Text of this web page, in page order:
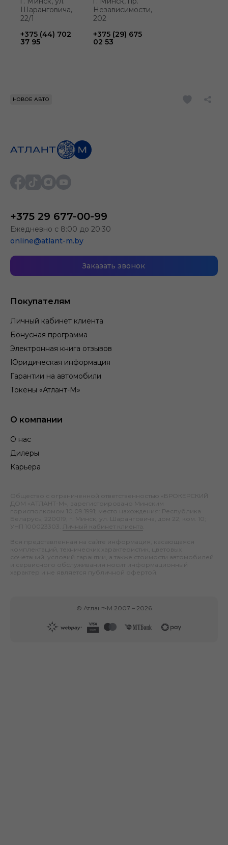
Шаранговича,
22/1
+375 (44) 702
37 95
Независимости,
202
+375 (29) 675
02 53
НОВОЕ АВТО
Покупателям
Личный кабинет клиента
Бонусная программа
Электронная книга отзывов
Юридическая информация
Гарантии на автомобили
Токены «Атлант-М»
О компании
О нас
Дилеры
Карьера
+375 29 677-00-99
Ежедневно с 8:00 до 20:30
online@atlant-m.by
Заказать звонок
Общество с ограниченной ответственностью «БРОКЕРСКИЙ
ДОМ «АТЛАНТ-М», зарегистрировано Минским
горисполкомом 10.09.1991; место нахождения: Республика
Беларусь, 220019, г. Минск, ул. Шаранговича, дом 22, ком. 10;
УНП 100023303.
Личный кабинет клиента
Вся представленная на сайте информация, касающаяся
комплектаций, технических характеристик, цветовых
сочетаний, условий гарантии, а также стоимости автомобилей
и сервисного обслуживания носит информационный
характер и не является публичной офертой.
© Атлант-М 2007 – 2026